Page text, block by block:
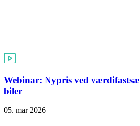
Webinar: Nypris ved
biler
05. mar 2026